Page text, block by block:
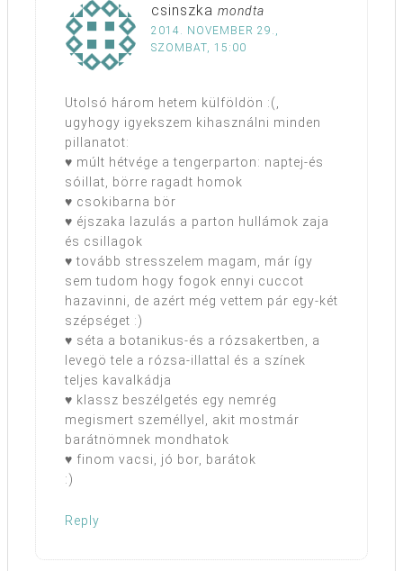
csinszka mondta
2014. NOVEMBER 29.,
SZOMBAT, 15:00
Utolsó három hetem külföldön :(,
ugyhogy igyekszem kihasználni minden
pillanatot:
♥ múlt hétvége a tengerparton: naptej-és
sóillat, börre ragadt homok
♥ csokibarna bör
♥ éjszaka lazulás a parton hullámok zaja
és csillagok
♥ tovább stresszelem magam, már így
sem tudom hogy fogok ennyi cuccot
hazavinni, de azért még vettem pár egy-két
szépséget :)
♥ séta a botanikus-és a rózsakertben, a
levegö tele a rózsa-illattal és a színek
teljes kavalkádja
♥ klassz beszélgetés egy nemrég
megismert személlyel, akit mostmár
barátnömnek mondhatok
♥ finom vacsi, jó bor, barátok
:)
Reply